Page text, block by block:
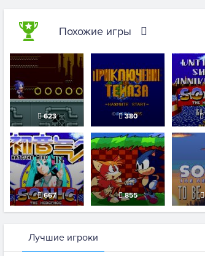
Похожие игры
623 380
667 855
Лучшие игроки